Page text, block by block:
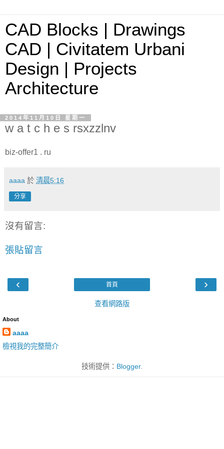
CAD Blocks | Drawings
CAD | Civitatem Urbani
Design | Projects
Architecture
2014年11月10日 星期一
w a t c h e s rsxzzlnv
biz-offer1 . ru
aaaa 於 清晨5:16
分享
沒有留言:
張貼留言
‹ ›
首頁
查看網路版
About
aaaa
檢視我的完整簡介
技術提供： Blogger.